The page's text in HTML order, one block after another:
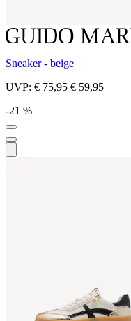
Sneaker - beige
UVP: € 75,95 € 59,95
-21 %